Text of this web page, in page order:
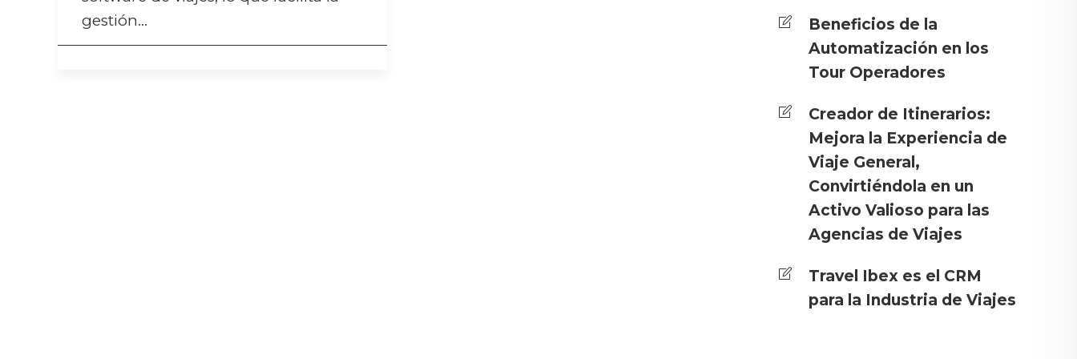
gestión…
Beneficios de la
Automatización en los
Tour Operadores
Creador de Itinerarios:
Mejora la Experiencia de
Viaje General,
Convirtiéndola en un
Activo Valioso para las
Agencias de Viajes
Travel Ibex es el CRM
para la Industria de Viajes